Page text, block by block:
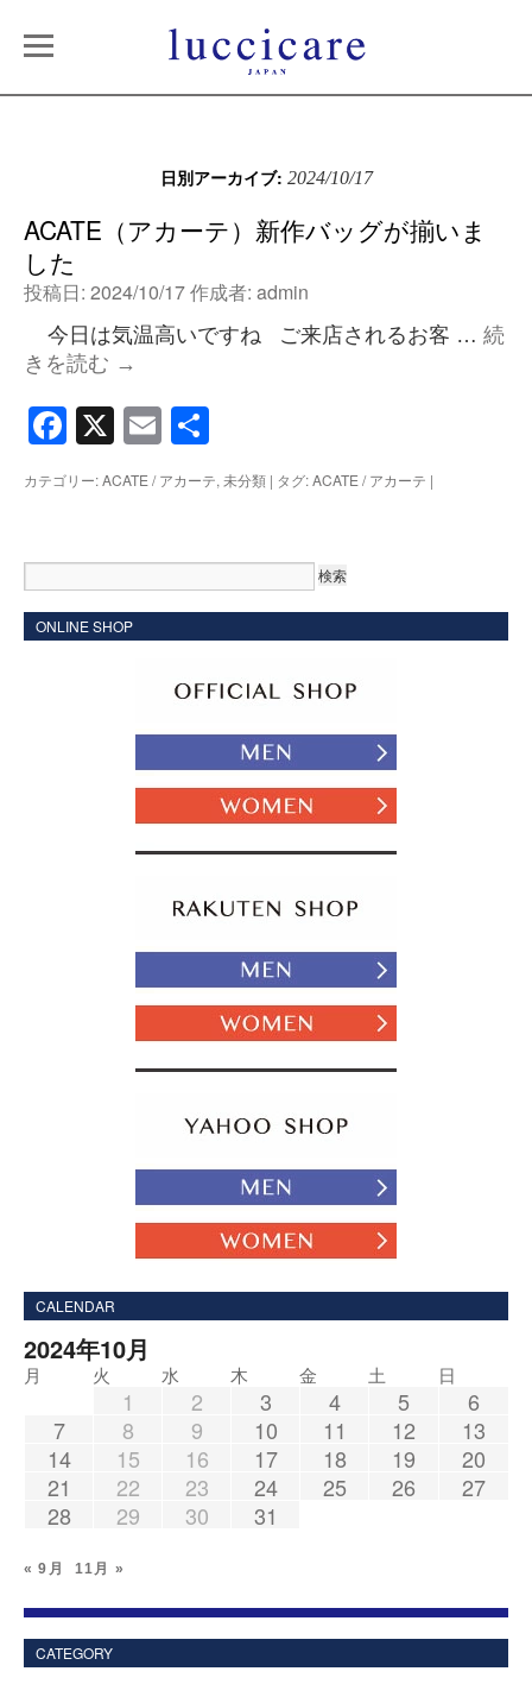
日別アーカイブ: 2024/10/17
ACATE（アカーテ）新作バッグが揃いま
した
投稿日: 2024/10/17作成者: admin
今日は気温高いですね ご来店されるお客 … 続
きを読む →
Facebook
X Email
有
カテゴリー:ACATE / アカーテ, 未分類 | タグ:ACATE / アカーテ |
ONLINE SHOP
CALENDAR
2024年10月
月 火 水 木 金 土 日
1 2 3 4 5
6
7
8 9 10 11 12
13
14
15 16 17 18 19
20
21
22 23 24 25 26
27
28
29 30 31
« 9月 11月 »
CATEGORY